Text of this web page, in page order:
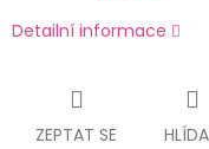
Detailní informace
ZEPTAT SE